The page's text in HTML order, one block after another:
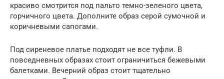
красиво смотрится под пальто темно-зеленого цвета,
горчичного цвета. Дополните образ серой сумочной и
коричневыми сапогами.
Под сиреневое платье подходят не все туфли. В
повседневных образах стоит ограничиться бежевыми
балетками. Вечерний образ стоит тщательно